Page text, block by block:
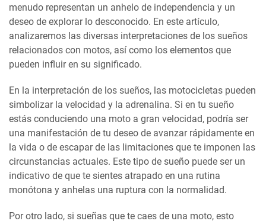
menudo representan un anhelo de independencia y un
deseo de explorar lo desconocido. En este artículo,
analizaremos las diversas interpretaciones de los sueños
relacionados con motos, así como los elementos que
pueden influir en su significado.
En la interpretación de los sueños, las motocicletas pueden
simbolizar la velocidad y la adrenalina. Si en tu sueño
estás conduciendo una moto a gran velocidad, podría ser
una manifestación de tu deseo de avanzar rápidamente en
la vida o de escapar de las limitaciones que te imponen las
circunstancias actuales. Este tipo de sueño puede ser un
indicativo de que te sientes atrapado en una rutina
monótona y anhelas una ruptura con la normalidad.
Por otro lado, si sueñas que te caes de una moto, esto